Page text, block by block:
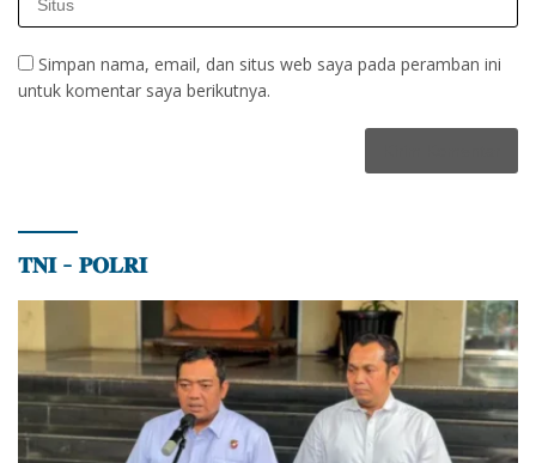
Simpan nama, email, dan situs web saya pada peramban ini
untuk komentar saya berikutnya.
𝐓𝐍𝐈 – 𝐏𝐎𝐋𝐑𝐈